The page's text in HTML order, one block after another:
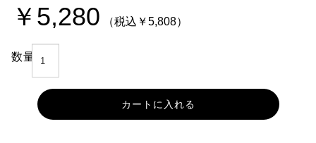
定期購入コースは30日/45日/60日ごとに自動で商品を
お届けするコースです。
2回以上（合計金額10,454円税込）のご継続が条件とな
ります。
2回目以降も10％OFFの5,277円（税込）＋送料無料で
お届けいたします。
￥5,280 （税込￥5,808）
数量
カートに入れる